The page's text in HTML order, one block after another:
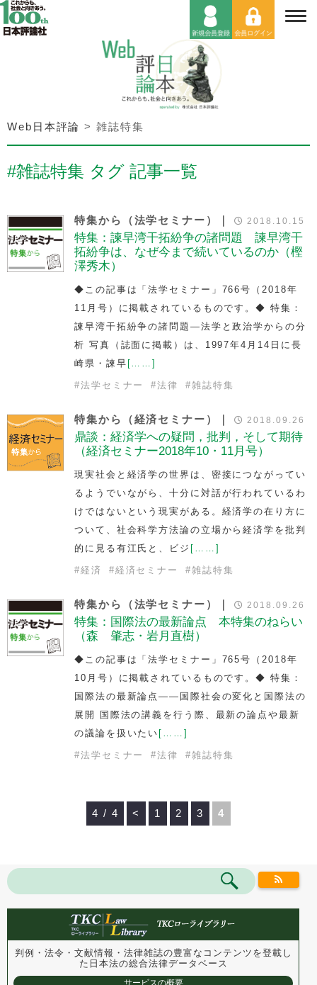
Web日本評論 >雑誌特集
#雑誌特集 タグ 記事一覧
特集から（法学セミナー）｜ 2018.10.15
特集：諫早湾干拓紛争の諸問題 諫早湾干
拓紛争は、なぜ今まで続いているのか（樫
澤秀木）
◆この記事は「法学セミナー」766号（2018年
11月号）に掲載されているものです。◆ 特集：
諫早湾干拓紛争の諸問題―法学と政治学からの分
析 写真（誌面に掲載）は、1997年4月14日に長
崎県・諫早 [……]
#法学セミナー #法律 #雑誌特集
特集から（経済セミナー）｜ 2018.09.26
鼎談：経済学への疑問，批判，そして期待
（経済セミナー2018年10・11月号）
現実社会と経済学の世界は、密接につながってい
るようでいながら、十分に対話が行われているわ
けではないという現実がある。経済学の在り方に
ついて、社会科学方法論の立場から経済学を批判
的に見る有江氏と、ビジ [……]
#経済 #経済セミナー #雑誌特集
特集から（法学セミナー）｜ 2018.09.26
特集：国際法の最新論点 本特集のねらい
（森 肇志・岩月直樹）
◆この記事は「法学セミナー」765号（2018年
10月号）に掲載されているものです。◆ 特集：
国際法の最新論点――国際社会の変化と国際法の
展開 国際法の講義を行う際、最新の論点や最新
の議論を扱いたい [……]
#法学セミナー #法律 #雑誌特集
4 / 4 < 1 2 3 4
判例・法令・文献情報・法律雑誌の豊富なコンテンツを登載し
た 日本法の総合法律データベース
サービスの概要